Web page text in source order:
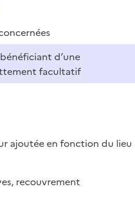
d’une
facultatif
ajoutée en fonction du lieu
recouvrement